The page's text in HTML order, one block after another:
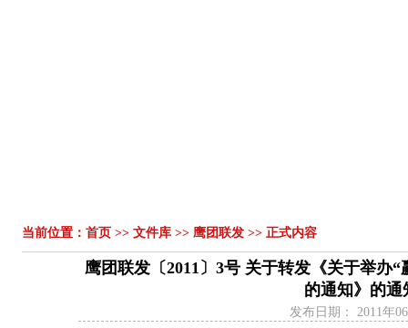
当前位置： 首页 >> 文件库 >> 鹰团联发 >> 正式内容
鹰团联发〔2011〕3号 关于转发《关于举办
的通知》的通
发布日期： 2011年